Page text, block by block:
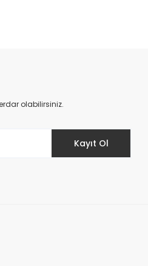
olabilirsiniz.
Kayıt Ol